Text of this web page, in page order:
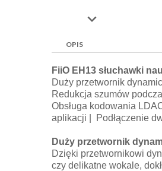

OPIS
FiiO EH13 słuchawki
Duży przetwornik
Redukcja szumów
Obsługa kodowania
aplikacji |
Podłączenie
Duży przetwornik
Dzięki przetwornikowi
czy delikatne wokale,